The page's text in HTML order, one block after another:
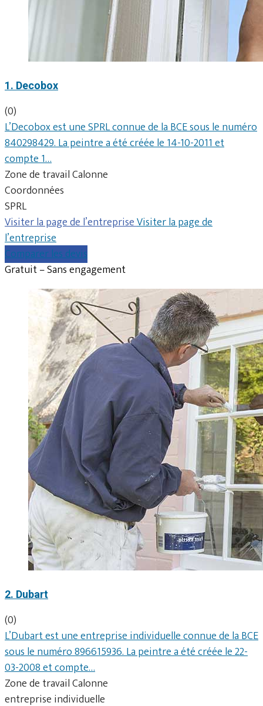
1. Decobox
(0)
L’Decobox est une SPRL connue de la BCE sous le numéro
840298429. La peintre a été créée le 14-10-2011 et
compte 1…
Zone de travail Calonne
Coordonnées
SPRL
Visiter la page de l’entrepriseVisiter la page de
l’entreprise
Comparer les devis
Gratuit – Sans engagement
2. Dubart
(0)
L’Dubart est une entreprise individuelle connue de la BCE
sous le numéro 896615936. La peintre a été créée le 22-
03-2008 et compte…
Zone de travail Calonne
entreprise individuelle